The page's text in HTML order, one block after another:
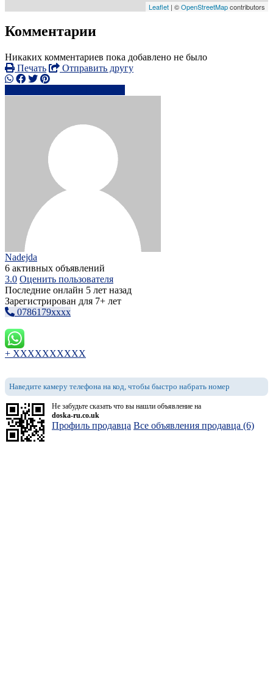
Leaflet | ©OpenStreetMapcontributors
Комментарии
Никаких комментариев пока добавлено не было
Печать
Отправить другу
Nadejda
6 активных объявлений
3.0 Оценить пользователя
Последние онлайн 5 лет назад
Зарегистрирован для 7+ лет
0786179xxxx
+ XXXXXXXXXX
Наведите камеру телефона на код, чтобы быстро набрать номер
Не забудьте сказать что вы нашли объявление на
doska-ru.co.uk
Профиль продавца Все объявления продавца (6)